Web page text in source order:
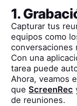
1.
Capturar tus
equipos como
conversaciones
Con una
tarea puede
Ahora, veamos
queScreenRec
de reuniones.